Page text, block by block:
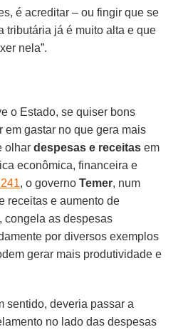
é acreditar – ou fingir que se
tributária já é muito alta e que
nela”.
o Estado, se quiser bons
em gastar no que gera mais
olhardespesas e receitas em
econômica, financeira e
, o governoTemer, num
receitas e aumento de
congela as despesas
por diversos exemplos
gerar mais produtividade e
sentido, deveria passar a
no lado das despesas